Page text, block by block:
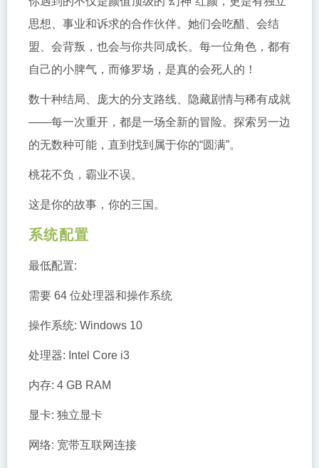
思想、事业和诉求的合作伙伴。她们会吃醋、会结
盟、会背叛，也会与你共同成长。每一位角色，都有
自己的小脾气，而修罗场，是真的会死人的！
数十种结局、庞大的分支路线、隐藏剧情与稀有成就
——每一次重开，都是一场全新的冒险。探索另一边
的无数种可能，直到找到属于你的“圆满”。
桃花不负，霸业不误。
这是你的故事，你的三国。
系统配置
最低配置:
需要 64 位处理器和操作系统
操作系统: Windows 10
处理器: Intel Core i3
内存: 4 GB RAM
显卡: 独立显卡
网络: 宽带互联网连接